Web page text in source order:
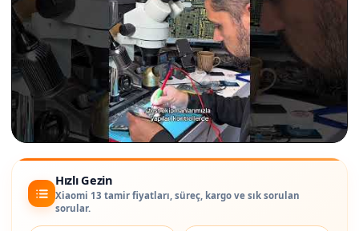
Hızlı Gezin
Xiaomi 13 tamir fiyatları, süreç, kargo ve sık sorulan
sorular.